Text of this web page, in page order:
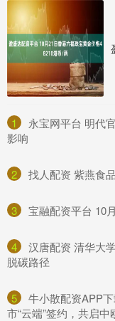
1
永宝网平台 明代
影响
2 找人配资 紫燕食
3 宝融配资平台 10
4
汉唐配资 清华大
脱碳路径
5
牛小散配资APP
市“云端”签约，共启